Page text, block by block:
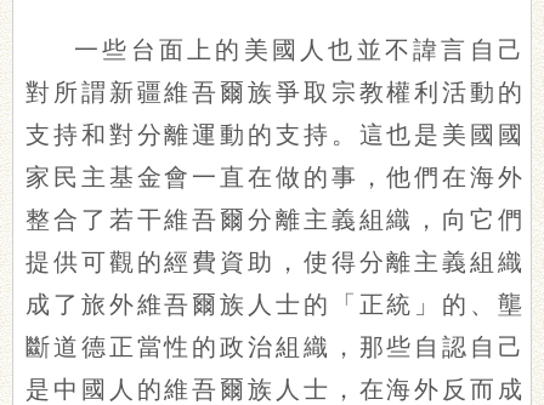
一些台面上的美國人也並不諱言自己
對所謂新疆維吾爾族爭取宗教權利活動的
支持和對分離運動的支持。這也是美國國
家民主基金會一直在做的事，他們在海外
整合了若干維吾爾分離主義組織，向它們
提供可觀的經費資助，使得分離主義組織
成了旅外維吾爾族人士的「正統」的、壟
斷道德正當性的政治組織，那些自認自己
是中國人的維吾爾族人士，在海外反而成